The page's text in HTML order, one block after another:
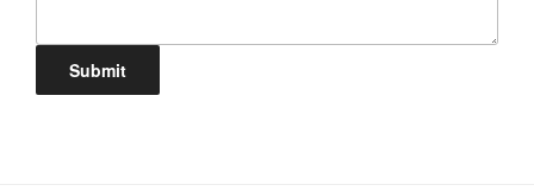
Submit